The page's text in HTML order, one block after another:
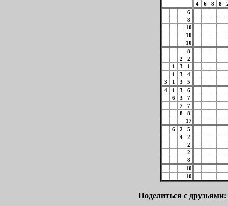
4
6 8 8
6
8
10
10
10
8
2
2
1
3
1
1
3
4
3
1 3
5
4
1 3
6
6
3
7
7
7
8
8
17
6
2
5
4
2
2
2
8
10
10
Поделиться с друзьями: